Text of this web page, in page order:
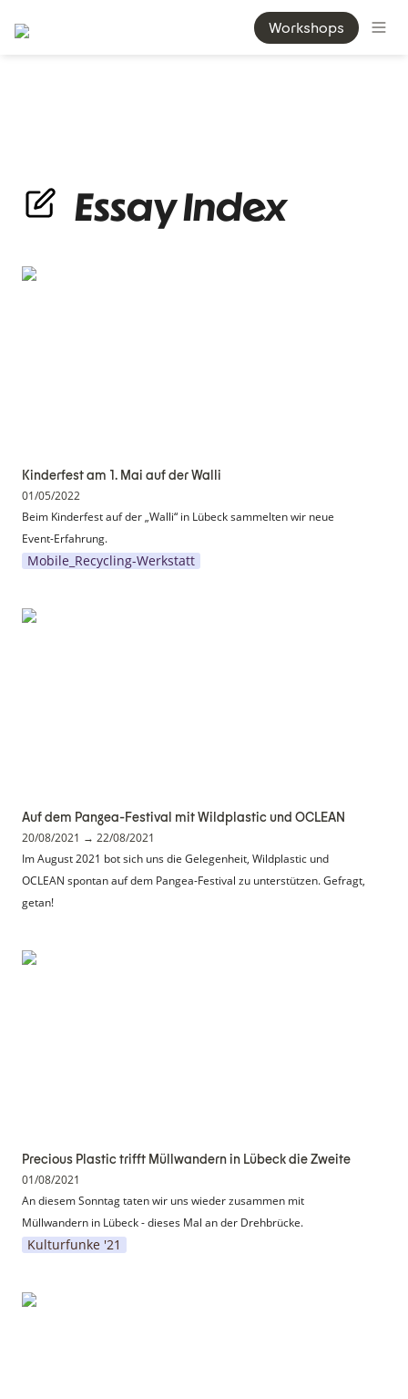
Workshops
Essay Index
Kinderfest am 1. Mai auf der Walli
Kinderfest am 1. Mai auf der Walli
01/05/2022
Beim Kinderfest auf der „Walli“ in Lübeck sammelten wir neue
Event-Erfahrung.
Mobile_Recycling-Werkstatt
Auf dem Pangea-Festival mit Wildplastic und
Auf dem Pangea-Festival mit Wildplastic und OCLEAN
20/08/2021 → 22/08/2021
Im August 2021 bot sich uns die Gelegenheit, Wildplastic und
OCLEAN spontan auf dem Pangea-Festival zu unterstützen. Gefragt,
getan!
Precious Plastic trifft Müllwandern in Lübeck
Precious Plastic trifft Müllwandern in Lübeck die Zweite
01/08/2021
An diesem Sonntag taten wir uns wieder zusammen mit
Müllwandern in Lübeck - dieses Mal an der Drehbrücke.
Kulturfunke '21
Premiere für unsere Bank aus Plastikmüll